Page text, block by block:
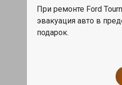
При ремонте Ford
эвакуация авто в
подарок.